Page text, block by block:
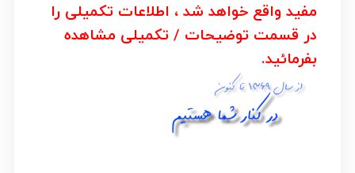
مفید واقع خواهد شد ، اطلاعات تکمیلی را
در قسمت توضیحات / تکمیلی مشاهده
بفرمائید.